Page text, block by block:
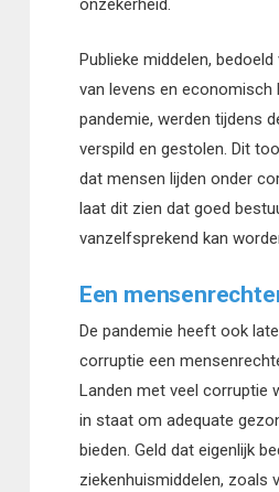
onzekerheid.
Publieke middelen,
van levens en economisch
pandemie, werden tijdens
verspild en gestolen. Dit
dat mensen lijden onder
laat dit zien dat goed
vanzelfsprekend kan
Een
De pandemie heeft ook
corruptie een
Landen met veel corruptie
in staat om adequate
bieden. Geld dat eigenlijk
ziekenhuismiddelen, zoals